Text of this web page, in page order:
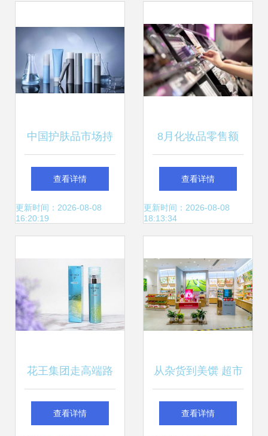
中国护肤品市场持
续增长，足部护理
细分赛道值得关注
查看详情
更新时间：2026-08-08
16:20:19
8月化妆品零售额
增速回暖，植观推
新品牌迎来市场新
查看详情
更新时间：2026-08-08
18:13:34
花王集团走高端路
线,计划将更多高档
查看详情
从杂货到美馔 超市
中的两种世界
查看详情